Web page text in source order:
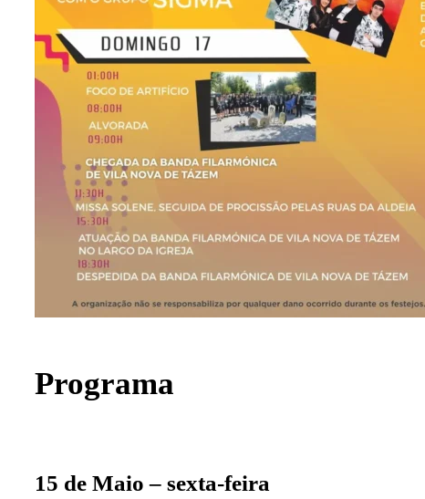
Programa
15 de Maio – sexta-feira